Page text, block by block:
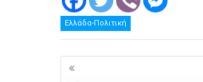
Ελλάδα-Πολιτική
Πλοήγηση